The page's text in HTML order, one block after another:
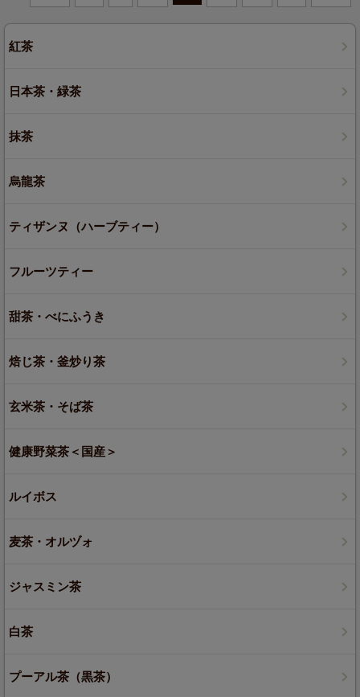
紅茶
日本茶・緑茶
抹茶
烏龍茶
ティザンヌ（ハーブティー）
フルーツティー
甜茶・べにふうき
焙じ茶・釜炒り茶
玄米茶・そば茶
健康野菜茶＜国産＞
ルイボス
麦茶・オルヅォ
ジャスミン茶
白茶
プーアル茶（黒茶）